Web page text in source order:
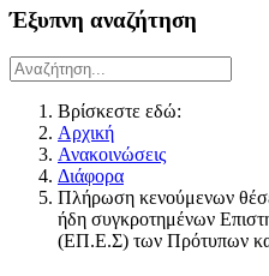
Έξυπνη αναζήτηση
Βρίσκεστε εδώ:
Αρχική
Ανακοινώσεις
Διάφορα
Πλήρωση κενούμενων
ήδη συγκροτημένων
(ΕΠ.Ε.Σ) των Πρότυπων